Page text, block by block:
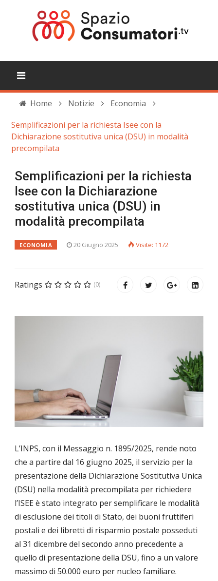
Home Notizie
Economia
Semplificazioni per la richiesta Isee con la
Dichiarazione sostitutiva unica (DSU) in modalità
precompilata
Semplificazioni per la richiesta
Isee con la Dichiarazione
sostitutiva unica (DSU) in
modalità precompilata
ECONOMIA 20 Giugno 2025 Visite: 1172
Ratings (0)
L’INPS, con il Messaggio n. 1895/2025, rende noto
che a partire dal 16 giugno 2025, il servizio per la
presentazione della Dichiarazione Sostitutiva Unica
(DSU) nella modalità precompilata per richiedere
l’ISEE è stato integrato per semplificare le modalità
di esclusione dei titoli di Stato, dei buoni fruttiferi
postali e dei libretti di risparmio postale posseduti
al 31 dicembre del secondo anno precedente a
quello di presentazione della DSU, fino a un valore
massimo di 50.000 euro per nucleo familiare.